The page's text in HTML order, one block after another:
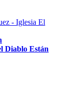
Diablo Están